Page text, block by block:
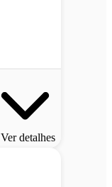
Ver detalhes